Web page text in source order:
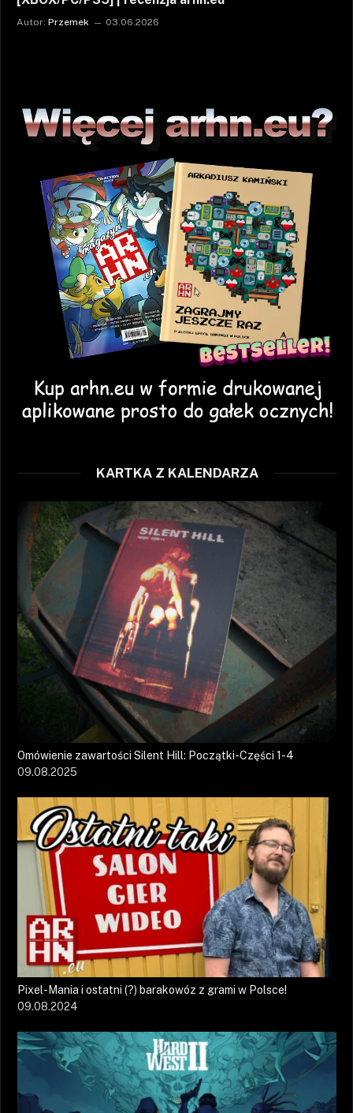
Autor: Przemek 03.06.2026
KARTKA Z KALENDARZA
Omówienie zawartości Silent Hill: Początki-Części 1-4
09.08.2025
Pixel-Mania i ostatni (?) barakowóz z grami w Polsce!
09.08.2024